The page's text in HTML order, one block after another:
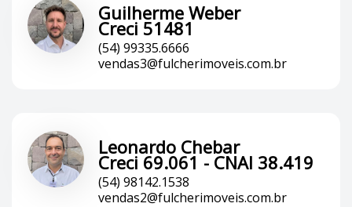
Guilherme Weber
Creci 51481
(54) 99335.6666
vendas3@fulcherimoveis.com.br
Leonardo Chebar
Creci 69.061 - CNAI 38.419
(54) 98142.1538
vendas2@fulcherimoveis.com.br